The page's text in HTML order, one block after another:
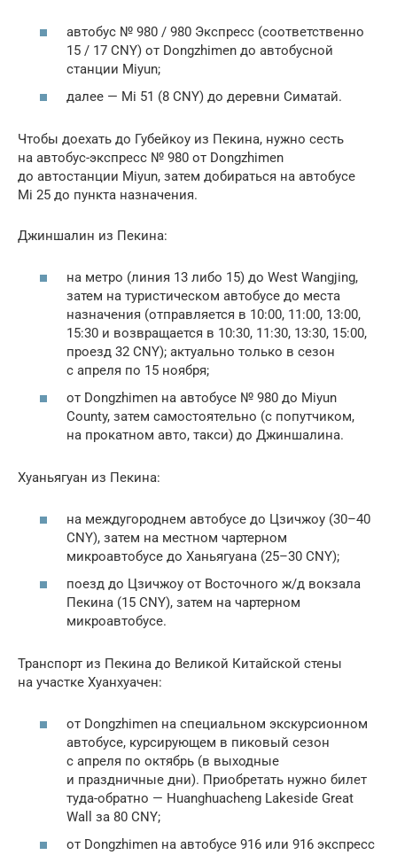
автобус № 980 / 980 Экспресс (соответственно
15 / 17 CNY) от Dongzhimen до автобусной
станции Miyun;
далее — Mi 51 (8 CNY) до деревни Симатай.
Чтобы доехать до Губейкоу из Пекина, нужно сесть
на автобус-экспресс № 980 от Dongzhimen
до автостанции Miyun, затем добираться на автобусе
Mi 25 до пункта назначения.
Джиншалин из Пекина:
на метро (линия 13 либо 15) до West Wangjing,
затем на туристическом автобусе до места
назначения (отправляется в 10:00, 11:00, 13:00,
15:30 и возвращается в 10:30, 11:30, 13:30, 15:00,
проезд 32 CNY); актуально только в сезон
с апреля по 15 ноября;
от Dongzhimen на автобусе № 980 до Miyun
County, затем самостоятельно (с попутчиком,
на прокатном авто, такси) до Джиншалина.
Хуаньягуан из Пекина:
на междугороднем автобусе до Цзичжоу (30–40
CNY), затем на местном чартерном
микроавтобусе до Ханьягуана (25–30 CNY);
поезд до Цзичжоу от Восточного ж/д вокзала
Пекина (15 CNY), затем на чартерном
микроавтобусе.
Транспорт из Пекина до Великой Китайской стены
на участке Хуанхуачен:
от Dongzhimen на специальном экскурсионном
автобусе, курсирующем в пиковый сезон
с апреля по октябрь (в выходные
и праздничные дни). Приобретать нужно билет
туда-обратно — Huanghuacheng Lakeside Great
Wall за 80 CNY;
от Dongzhimen на автобусе 916 или 916 экспресс